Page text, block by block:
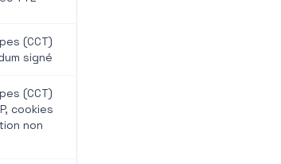
(CCT)
signé
(CCT)
cookies
non